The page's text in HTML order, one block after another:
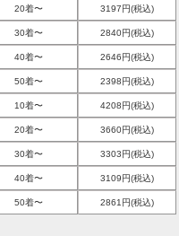
20着〜 3197円(税込)
30着〜 2840円(税込)
40着〜 2646円(税込)
50着〜 2398円(税込)
10着〜 4208円(税込)
20着〜 3660円(税込)
30着〜 3303円(税込)
40着〜 3109円(税込)
50着〜 2861円(税込)